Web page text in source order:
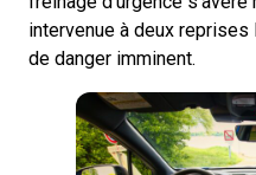
intervenue à deux reprises
de danger imminent.